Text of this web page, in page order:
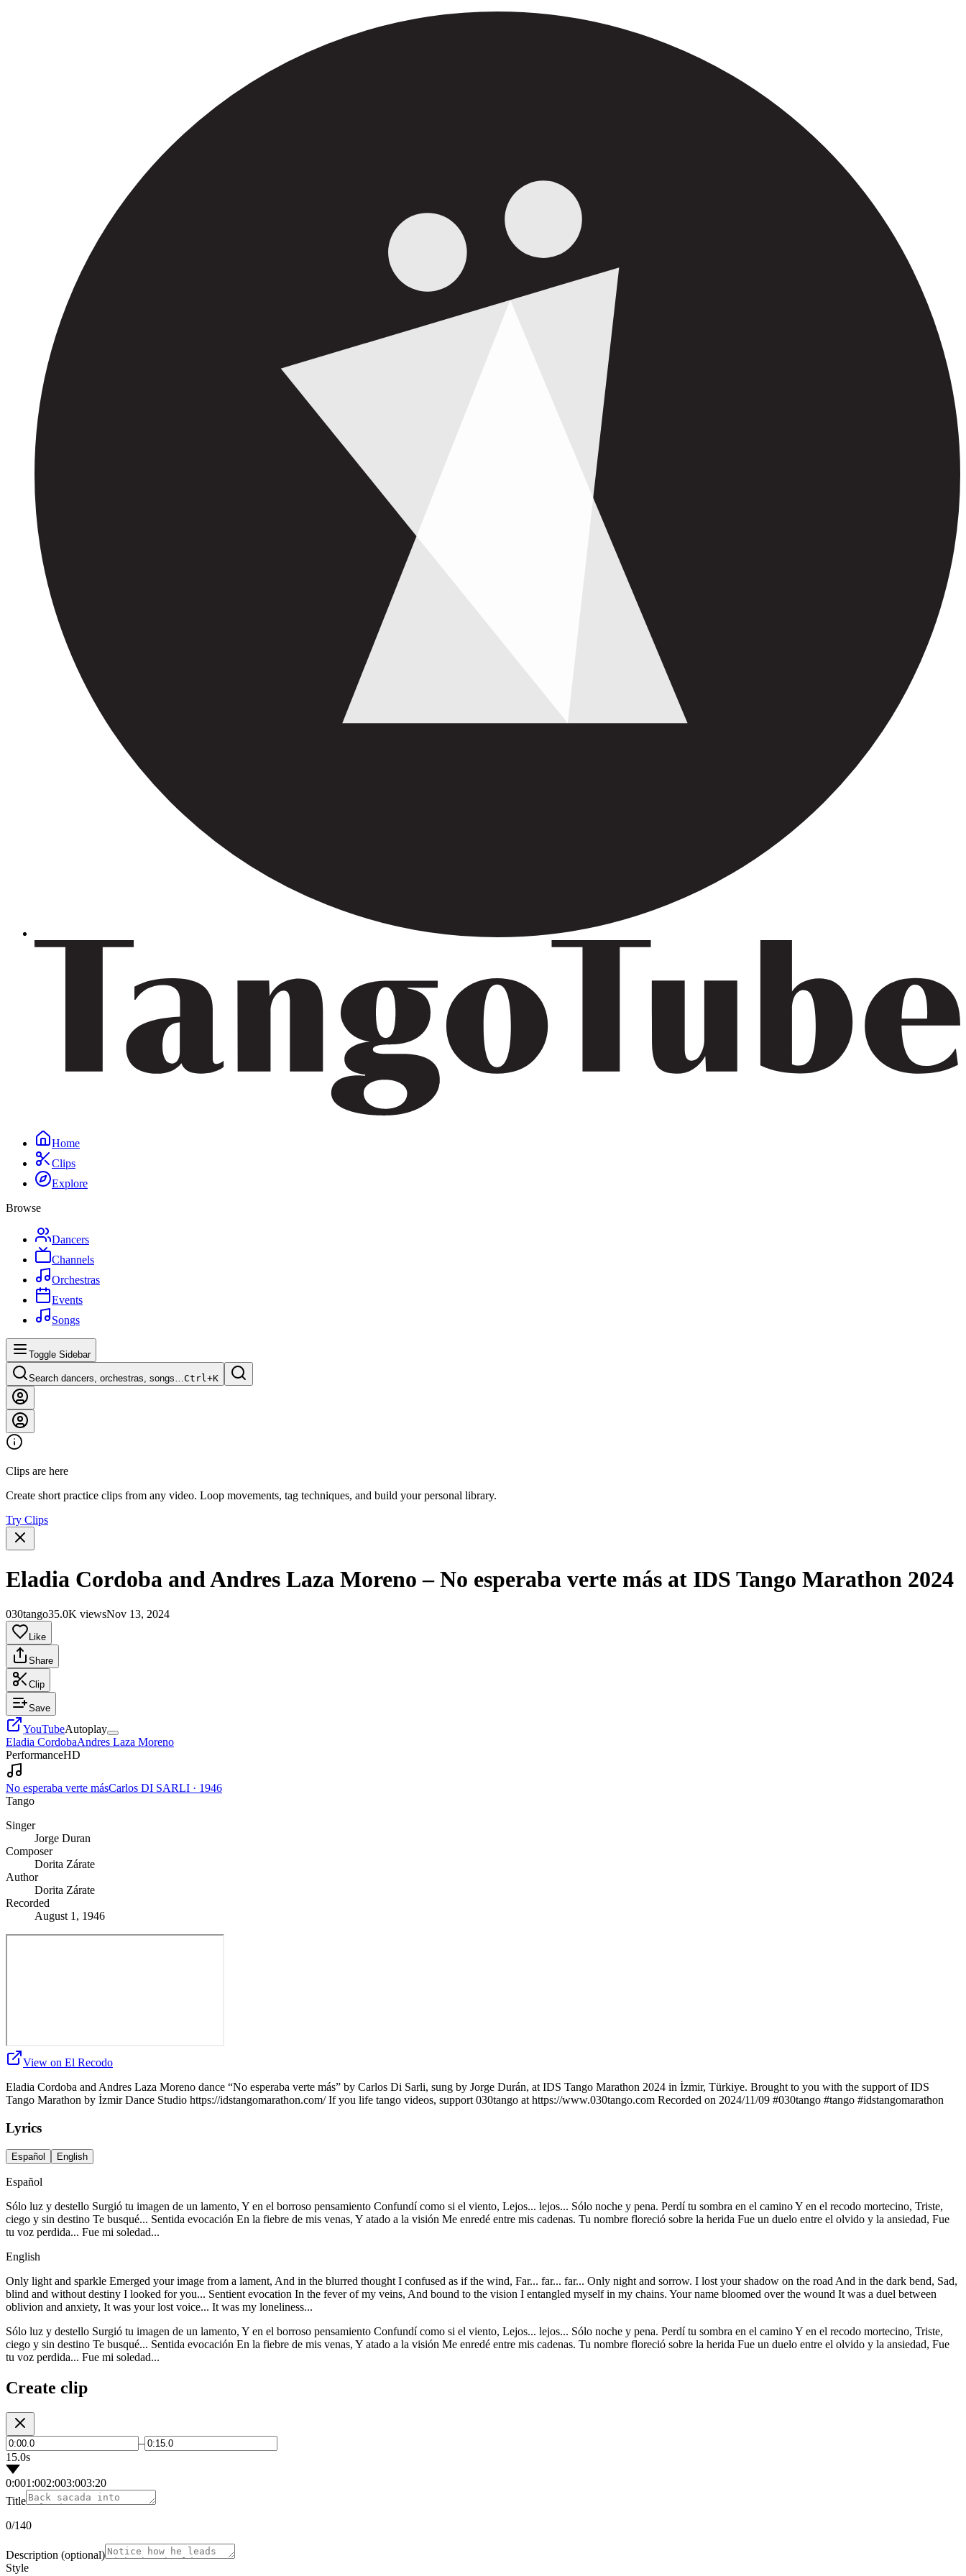
Home
Clips
Explore
Browse
Dancers
Channels
Orchestras
Events
Songs
Toggle Sidebar
Search dancers, orchestras, songs…Ctrl+K
Clips are here
Create short practice clips from any video. Loop movements, tag techniques, and build your personal library.
Try Clips
Eladia Cordoba and Andres Laza Moreno – No esperaba verte más at IDS Tango Marathon 2024
030tango35.0K viewsNov 13, 2024
Like
Share
Clip
Save
YouTubeAutoplay
Eladia CordobaAndres Laza Moreno
PerformanceHD
No esperaba verte másCarlos DI SARLI · 1946
Tango
Singer
Jorge Duran
Composer
Dorita Zárate
Author
Dorita Zárate
Recorded
August 1, 1946
View on El Recodo
Eladia Cordoba and Andres Laza Moreno dance “No esperaba verte más” by Carlos Di Sarli, sung by Jorge Durán, at IDS Tango Marathon 2024 in İzmir, Türkiye. Brought to you with the support of IDS
Tango Marathon by İzmir Dance Studio https://idstangomarathon.com/ If you life tango videos, support 030tango at https://www.030tango.com Recorded on 2024/11/09 #030tango #tango #idstangomarathon
Lyrics
Español English
Español
Sólo luz y destello Surgió tu imagen de un lamento, Y en el borroso pensamiento Confundí como si el viento, Lejos... lejos... Sólo noche y pena. Perdí tu sombra en el camino Y en el recodo mortecino, Triste,
ciego y sin destino Te busqué... Sentida evocación En la fiebre de mis venas, Y atado a la visión Me enredé entre mis cadenas. Tu nombre floreció sobre la herida Fue un duelo entre el olvido y la ansiedad, Fue
tu voz perdida... Fue mi soledad...
English
Only light and sparkle Emerged your image from a lament, And in the blurred thought I confused as if the wind, Far... far... far... Only night and sorrow. I lost your shadow on the road And in the dark bend, Sad,
blind and without destiny I looked for you... Sentient evocation In the fever of my veins, And bound to the vision I entangled myself in my chains. Your name bloomed over the wound It was a duel between
oblivion and anxiety, It was your lost voice... It was my loneliness...
Sólo luz y destello Surgió tu imagen de un lamento, Y en el borroso pensamiento Confundí como si el viento, Lejos... lejos... Sólo noche y pena. Perdí tu sombra en el camino Y en el recodo mortecino, Triste,
ciego y sin destino Te busqué... Sentida evocación En la fiebre de mis venas, Y atado a la visión Me enredé entre mis cadenas. Tu nombre floreció sobre la herida Fue un duelo entre el olvido y la ansiedad, Fue
tu voz perdida... Fue mi soledad...
Create clip
–
15.0s
0:001:002:003:003:20
Title
0/140
Description (optional)
Style